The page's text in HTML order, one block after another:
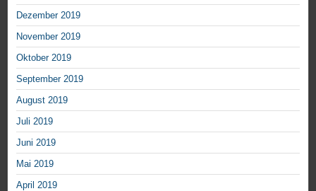
Dezember 2019
November 2019
Oktober 2019
September 2019
August 2019
Juli 2019
Juni 2019
Mai 2019
April 2019